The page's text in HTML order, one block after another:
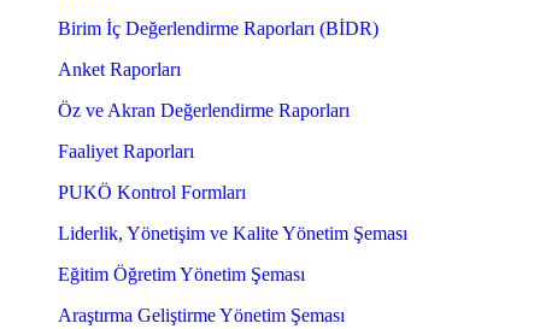
Birim İç Değerlendirme Raporları (BİDR)
Anket Raporları
Öz ve Akran Değerlendirme Raporları
Faaliyet Raporları
PUKÖ Kontrol Formları
Liderlik, Yönetişim ve Kalite Yönetim Şeması
Eğitim Öğretim Yönetim Şeması
Araştırma Geliştirme Yönetim Şeması